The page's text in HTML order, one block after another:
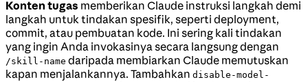
Konten tugas memberikan Claude instruksi langkah demi
langkah untuk tindakan spesifik, seperti deployment,
commit, atau pembuatan kode. Ini sering kali tindakan
yang ingin Anda invokasinya secara langsung dengan
/skill-name daripada membiarkan Claude memutuskan
kapan menjalankannya. Tambahkan disable-model-